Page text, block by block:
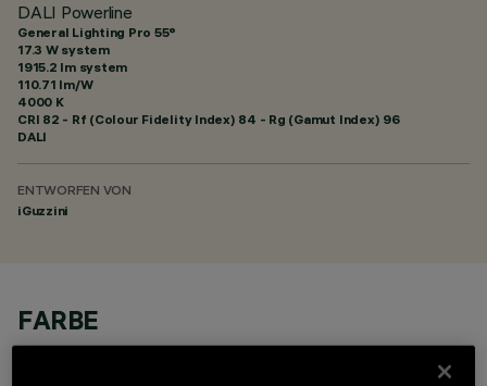
DALI Powerline
General Lighting Pro 55°
17.3 W system
1915.2 lm system
110.71 lm/W
4000 K
CRI 82 - Rf (Colour Fidelity Index) 84 - Rg (Gamut Index) 96
DALI
ENTWORFEN VON
iGuzzini
FARBE